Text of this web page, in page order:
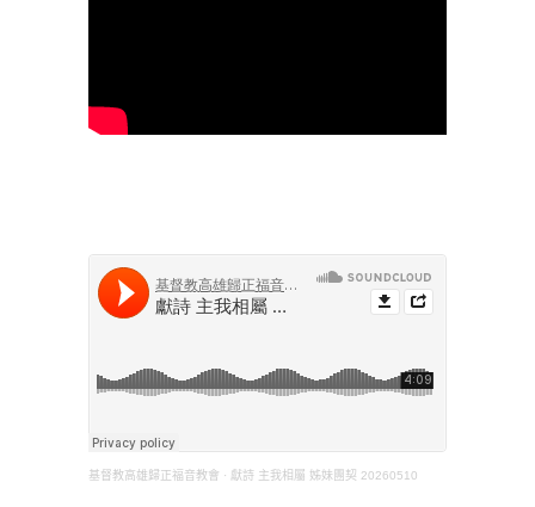
基督教高雄歸正福音教會 · 獻詩 主我相屬 姊妹團契 20260510